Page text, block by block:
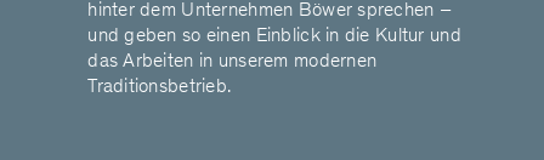
hinter dem Unternehmen Böwer sprechen –
und geben so einen Einblick in die Kultur und
das Arbeiten in unserem modernen
Traditionsbetrieb.